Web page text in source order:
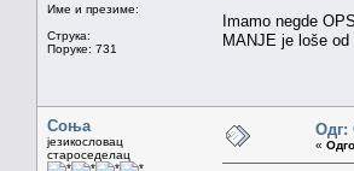
Име и презиме:
Струка:
Поруке: 731
Imamo negde
MANJE je loše
Соња
језикословац
староседелац
Одг:
«